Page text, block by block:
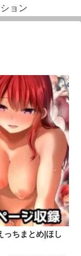
ョン
っちまとめ|ほし